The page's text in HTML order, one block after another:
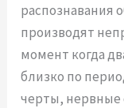
распознавания
производят
момент когда
близко по
черты, нервные